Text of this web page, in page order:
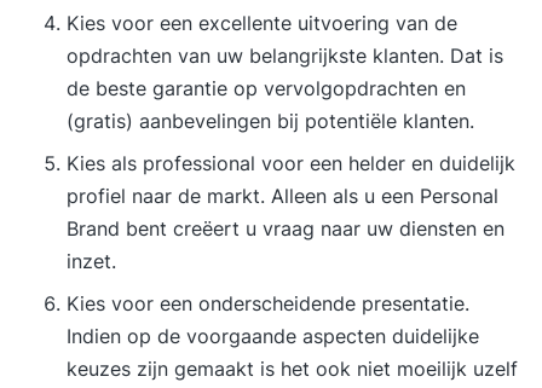
bruikbare openingszinnen en
slotzinnen.Onderwerpen in deze taalcursus
Zakelijke Correspondentie zijn:• huisstijl en
vormgeving• de indeling van je tekst: aanhef,
brief/e-mail• klantgerichte openings- en
slotzinnen• een heldere opbouw van de tekst•
een efficiënt schrijfproces• het vinden van de
juiste toon • positief schrijven • schrijfstijl:
leesbaarheid, stijlfouten, vermijden van clichés•
aantrekkelijk en klantgericht formuleren• de
gouden regels voor een heldere en klantgerichte
Kies voor een excellente uitvoering van de
opdrachten van uw belangrijkste klanten. Dat is
de beste garantie op vervolgopdrachten en
(gratis) aanbevelingen bij potentiële klanten.
Kies als professional voor een helder en duidelijk
profiel naar de markt. Alleen als u een Personal
Brand bent creëert u vraag naar uw diensten en
inzet.
Kies voor een onderscheidende presentatie.
Indien op de voorgaande aspecten duidelijke
keuzes zijn gemaakt is het ook niet moeilijk uzelf